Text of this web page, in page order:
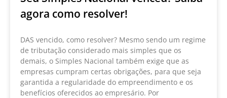
agora como resolver!
DAS vencido, como resolver? Mesmo sendo um regime
de tributação considerado mais simples que os
demais, o Simples Nacional também exige que as
empresas cumpram certas obrigações, para que seja
garantida a regularidade do empreendimento e os
benefícios oferecidos ao empresário. Por